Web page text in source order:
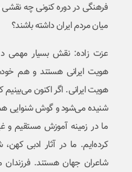
فرهنگی در دوره کنونی چه نقشی
میان مردم ایران داشته باشند؟
عزت زاده: نقش بسیار مهمی
هویت ایرانی هستند و هم
هویت ایرانی. اگر اکنون
شنیده می‌شود و گوش شنوایی هم
ما در زمینه آموزش مستقیم و
کرده‌ایم. ما در آثار ادبی کهن،
شاعران جهان هستند. فرزندان